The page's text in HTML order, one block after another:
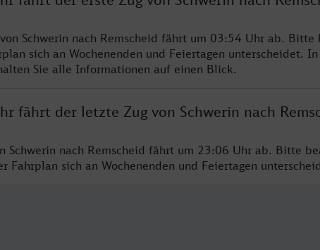
Schwerin nach Remscheid fährt um 03:54 Uhr ab. Bitte
sich an Wochenenden und Feiertagen unterscheidet.
Sie alle Informationen auf einen Blick.
fährt der letzte Zug von Schwerin nach
Schwerin nach Remscheid fährt um 23:06 Uhr ab. Bitte
Fahrplan sich an Wochenenden und Feiertagen